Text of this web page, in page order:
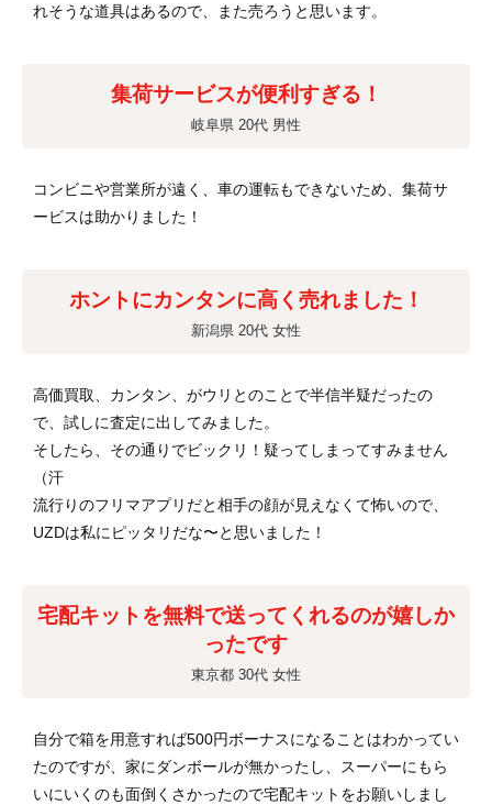
れそうな道具はあるので、また売ろうと思います。
集荷サービスが便利すぎる！
岐阜県 20代 男性
コンビニや営業所が遠く、車の運転もできないため、集荷サ
ービスは助かりました！
ホントにカンタンに高く売れました！
新潟県 20代 女性
高価買取、カンタン、がウリとのことで半信半疑だったの
で、試しに査定に出してみました。
そしたら、その通りでビックリ！疑ってしまってすみません
（汗
流行りのフリマアプリだと相手の顔が見えなくて怖いので、
UZDは私にピッタリだな〜と思いました！
宅配キットを無料で送ってくれるのが嬉しか
ったです
東京都 30代 女性
自分で箱を用意すれば500円ボーナスになることはわかってい
たのですが、家にダンボールが無かったし、スーパーにもら
いにいくのも面倒くさかったので宅配キットをお願いしまし